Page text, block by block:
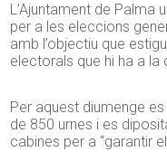
L’Ajuntament de Palma
per a les eleccions
amb l’objectiu que
electorals que hi ha a la
Per aquest diumenge
de 850 urnes i es
cabines per a “garantir